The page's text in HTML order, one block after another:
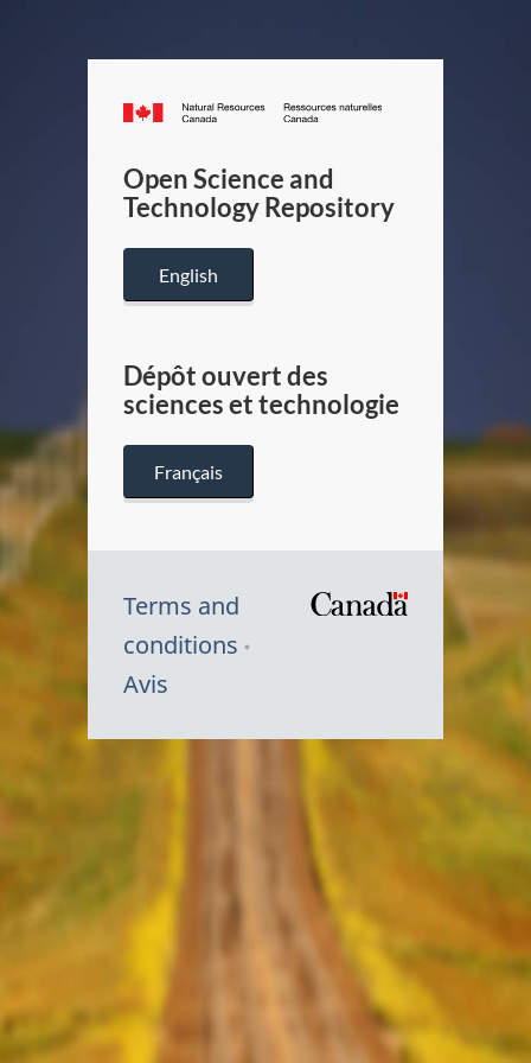
Canada.ca
/
Canada
Open Science and
Technology Repository
English
Dépôt ouvert des
sciences et technologie
Français
Terms and
conditions
Avis
Symbole
Canada